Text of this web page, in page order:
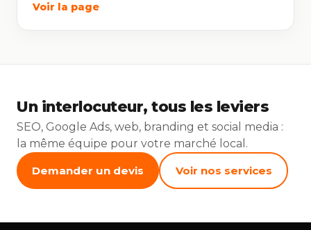
Voir la page
Un interlocuteur, tous les leviers
SEO, Google Ads, web, branding et social media :
la même équipe pour votre marché local.
Demander un devis Voir nos services